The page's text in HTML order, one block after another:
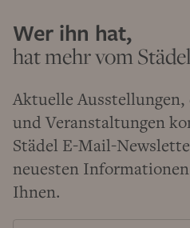
Wer ihn hat,
hat mehr vom
Aktuelle
und Veranstaltungen
Städel E-Mail-
neuesten
Ihnen.